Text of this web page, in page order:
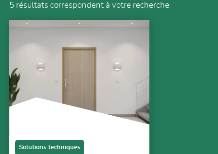
5 résultats correspondent à votre recherche
Solutions techniques